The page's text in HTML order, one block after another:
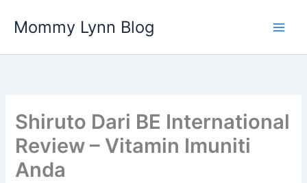
Mommy Lynn Blog
Shiruto Dari BE International
Review – Vitamin Imuniti
Anda